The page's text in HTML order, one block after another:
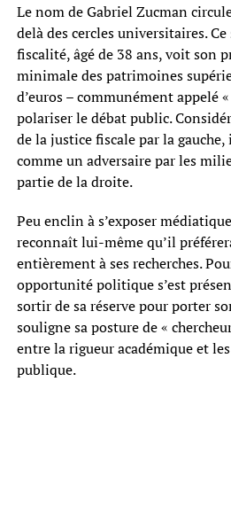
Le nom de Gabriel Zucman
delà des cercles universitaires.
fiscalité, âgé de 38 ans, voit son
minimale des patrimoines
d’euros – communément appelé
polariser le débat public.
de la justice fiscale par la
comme un adversaire par les
partie de la droite.
Peu enclin à s’exposer
reconnaît lui-même qu’il
entièrement à ses recherches.
opportunité politique s’est
sortir de sa réserve pour porter
souligne sa posture de «
entre la rigueur académique et
publique.